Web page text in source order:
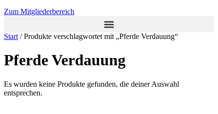
Zum Mitgliederbereich
Start / Produkte verschlagwortet mit „Pferde Verdauung“
Pferde Verdauung
Es wurden keine Produkte gefunden, die deiner Auswahl
entsprechen.